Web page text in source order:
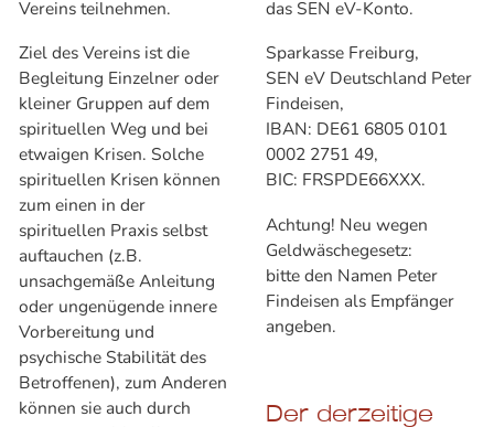
Vereins teilnehmen.
Ziel des Vereins ist die
Begleitung Einzelner oder
kleiner Gruppen auf dem
spirituellen Weg und bei
etwaigen Krisen. Solche
spirituellen Krisen können
zum einen in der
spirituellen Praxis selbst
auftauchen (z.B.
unsachgemäße Anleitung
oder ungenügende innere
Vorbereitung und
psychische Stabilität des
Betroffenen), zum Anderen
können sie auch durch
das SEN eV-Konto.
Sparkasse Freiburg,
SEN eV Deutschland Peter
Findeisen,
IBAN: DE61 6805 0101
0002 2751 49,
BIC: FRSPDE66XXX.
Achtung! Neu wegen
Geldwäschegesetz:
bitte den Namen Peter
Findeisen als Empfänger
angeben.
Der derzeitige